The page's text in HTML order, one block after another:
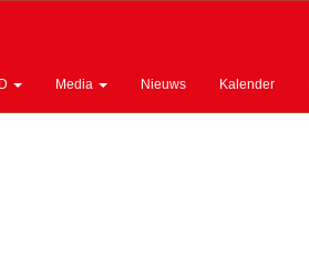
Media Nieuws Kalender